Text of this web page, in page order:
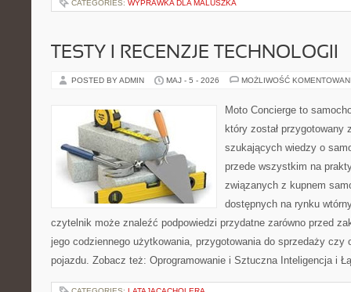
CATEGORIES: WYPRAWKA DLA MALUSZKA
TESTY I RECENZJE TECHNOLOGII
POSTED BY ADMIN MAJ - 5 - 2026 MOŻLIWOŚĆ
Moto Concierge to
który został przygotowany
szukających wiedzy o
przede wszystkim na
związanych z kupnem
dostępnych na rynku
czytelnik może znaleźć podpowiedzi przydatne zarówno przed
jego codziennego użytkowania, przygotowania do sprzedaży czy
pojazdu. Zobacz też: Oprogramowanie i Sztuczna Inteligencja i